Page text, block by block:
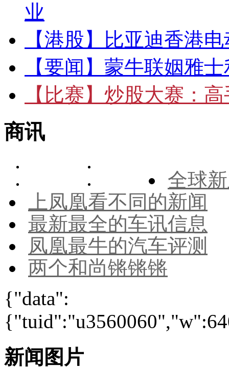
业
【港股】
比亚迪香港
【要闻】 蒙牛联姻雅
【比赛】 炒股大赛：高
商讯
全球
上凤凰看不同的新闻
最新最全的车讯信息
凤凰最牛的汽车评测
两个和尚锵锵锵
{"data":
新闻图片